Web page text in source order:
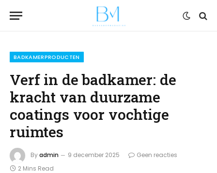
BADKAMERPRODUCTEN
Verf in de badkamer: de
kracht van duurzame
coatings voor vochtige
ruimtes
Byadmin 9 december 2025
Geen reacties
2 Mins Read